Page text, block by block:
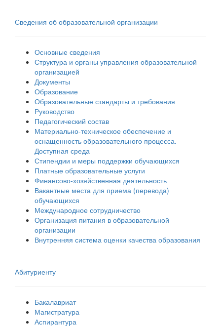
Сведения об образовательной организации
Основные сведения
Структура и органы управления образовательной
организацией
Документы
Образование
Образовательные стандарты и требования
Руководство
Педагогический состав
Материально-техническое обеспечение и
оснащенность образовательного процесса.
Доступная среда
Стипендии и меры поддержки обучающихся
Платные образовательные услуги
Финансово-хозяйственная деятельность
Вакантные места для приема (перевода)
обучающихся
Международное сотрудничество
Организация питания в образовательной
организации
Внутренняя система оценки качества образования
Абитуриенту
Бакалавриат
Магистратура
Аспирантура